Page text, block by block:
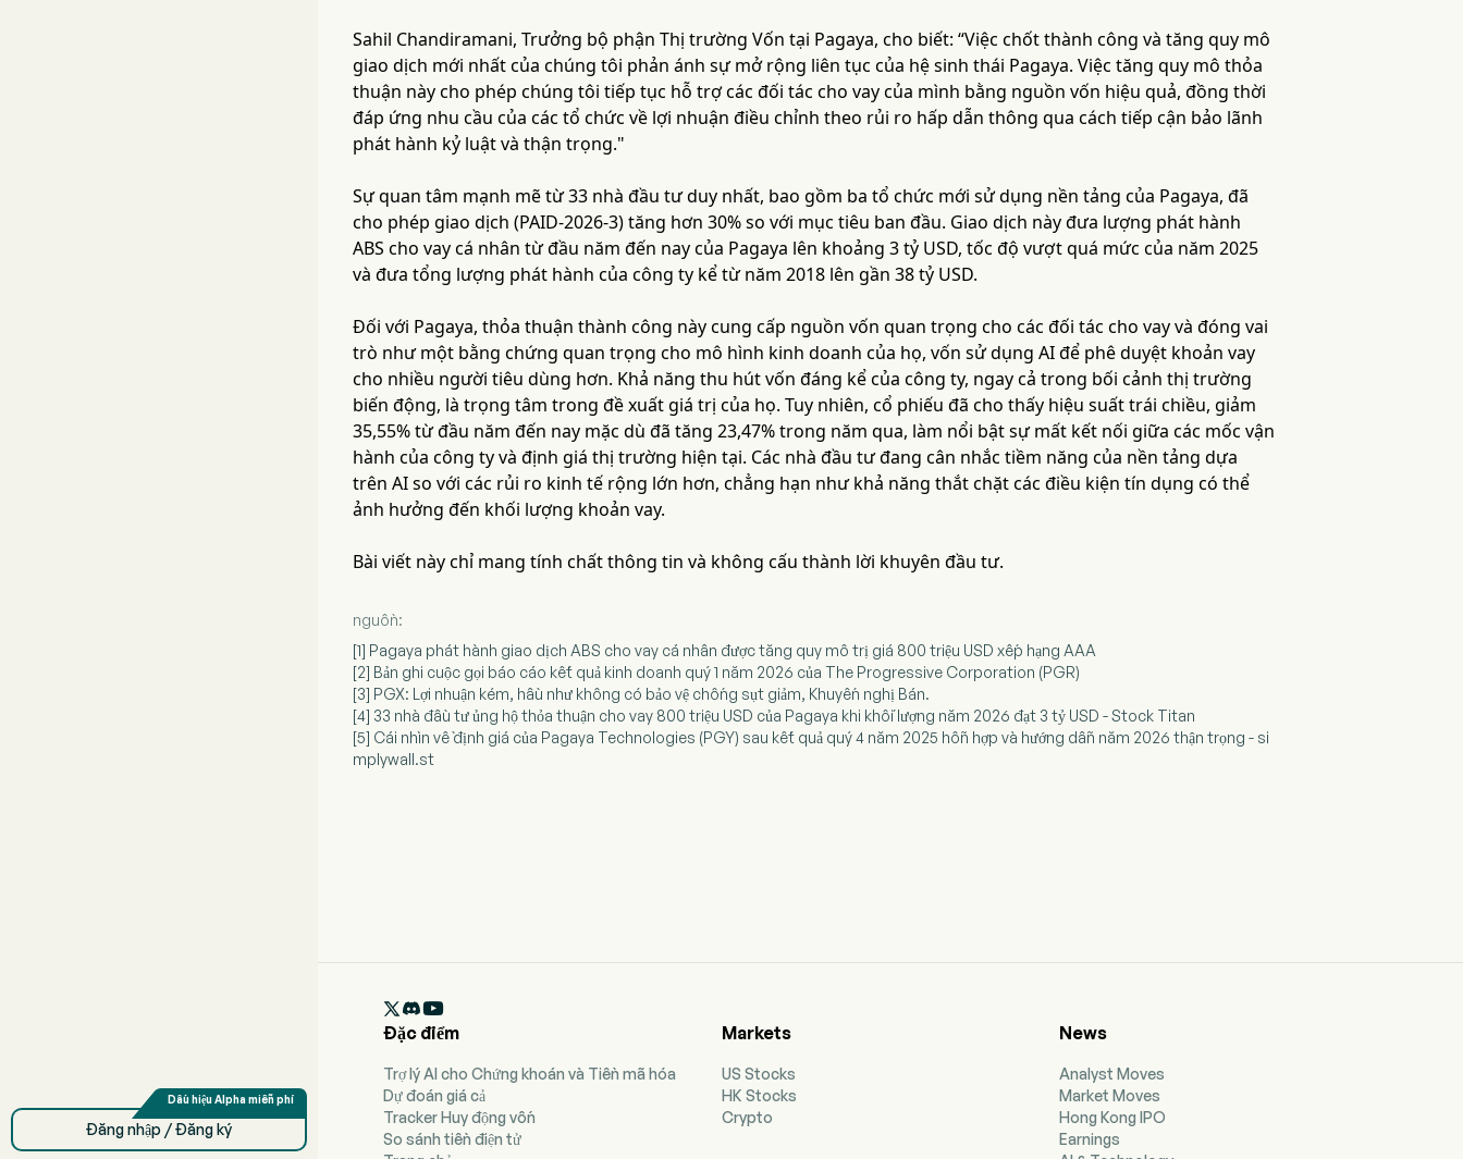
Đăng nhập / Đăng ký
Sahil Chandiramani, Trưởng bộ phận Thị trường Vốn tại Pagaya, cho biết: “Việc chốt thành công và tăng quy mô
giao dịch mới nhất của chúng tôi phản ánh sự mở rộng liên tục của hệ sinh thái Pagaya. Việc tăng quy mô thỏa
thuận này cho phép chúng tôi tiếp tục hỗ trợ các đối tác cho vay của mình bằng nguồn vốn hiệu quả, đồng thời
đáp ứng nhu cầu của các tổ chức về lợi nhuận điều chỉnh theo rủi ro hấp dẫn thông qua cách tiếp cận bảo lãnh
phát hành kỷ luật và thận trọng."
Sự quan tâm mạnh mẽ từ 33 nhà đầu tư duy nhất, bao gồm ba tổ chức mới sử dụng nền tảng của Pagaya, đã
cho phép giao dịch (PAID-2026-3) tăng hơn 30% so với mục tiêu ban đầu. Giao dịch này đưa lượng phát hành
ABS cho vay cá nhân từ đầu năm đến nay của Pagaya lên khoảng 3 tỷ USD, tốc độ vượt quá mức của năm 2025
và đưa tổng lượng phát hành của công ty kể từ năm 2018 lên gần 38 tỷ USD.
Đối với Pagaya, thỏa thuận thành công này cung cấp nguồn vốn quan trọng cho các đối tác cho vay và đóng vai
trò như một bằng chứng quan trọng cho mô hình kinh doanh của họ, vốn sử dụng AI để phê duyệt khoản vay
cho nhiều người tiêu dùng hơn. Khả năng thu hút vốn đáng kể của công ty, ngay cả trong bối cảnh thị trường
biến động, là trọng tâm trong đề xuất giá trị của họ. Tuy nhiên, cổ phiếu đã cho thấy hiệu suất trái chiều, giảm
35,55% từ đầu năm đến nay mặc dù đã tăng 23,47% trong năm qua, làm nổi bật sự mất kết nối giữa các mốc vận
hành của công ty và định giá thị trường hiện tại. Các nhà đầu tư đang cân nhắc tiềm năng của nền tảng dựa
trên AI so với các rủi ro kinh tế rộng lớn hơn, chẳng hạn như khả năng thắt chặt các điều kiện tín dụng có thể
ảnh hưởng đến khối lượng khoản vay.
Bài viết này chỉ mang tính chất thông tin và không cấu thành lời khuyên đầu tư.
nguồn:
[1] Pagaya phát hành giao dịch ABS cho vay cá nhân được tăng quy mô trị giá 800 triệu USD xếp hạng AAA
[2] Bản ghi cuộc gọi báo cáo kết quả kinh doanh quý 1 năm 2026 của The Progressive Corporation (PGR)
[3] PGX: Lợi nhuận kém, hầu như không có bảo vệ chống sụt giảm, Khuyến nghị Bán.
[4] 33 nhà đầu tư ủng hộ thỏa thuận cho vay 800 triệu USD của Pagaya khi khối lượng năm 2026 đạt 3 tỷ USD - Stock Titan
[5] Cái nhìn về định giá của Pagaya Technologies (PGY) sau kết quả quý 4 năm 2025 hỗn hợp và hướng dẫn năm 2026 thận trọng - si
mplywall.st

Đặc điểm
Trợ lý AI cho Chứng khoán và Tiền mã hóa
Dự đoán giá cả
Tracker Huy động vốn
So sánh tiền điện tử
Markets
US Stocks
HK Stocks
Crypto
News
Analyst Moves
Market Moves
Hong Kong IPO
Earnings